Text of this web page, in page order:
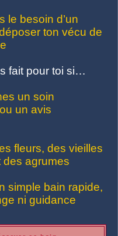
le besoin d’un
ton vécu de
fait pour toi si…
un soin
un avis
fleurs, des vieilles
des agrumes
simple bain rapide,
ni guidance